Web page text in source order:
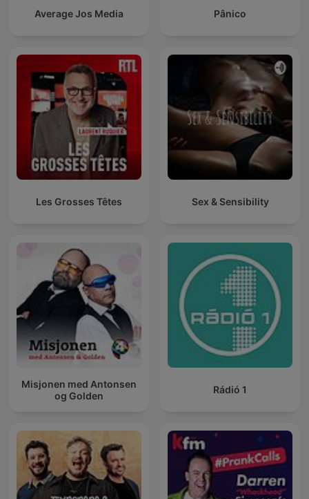
Average Jos Media Pânico
Les Grosses Têtes Sex & Sensibility
Misjonen med Antonsen
og Golden
Rádió 1